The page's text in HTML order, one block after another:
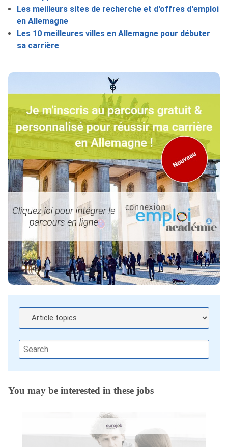
Les meilleurs sites de recherche et d'offres d'emploi
en Allemagne
Les 10 meilleures villes en Allemagne pour débuter
sa carrière
You may be interested in these jobs